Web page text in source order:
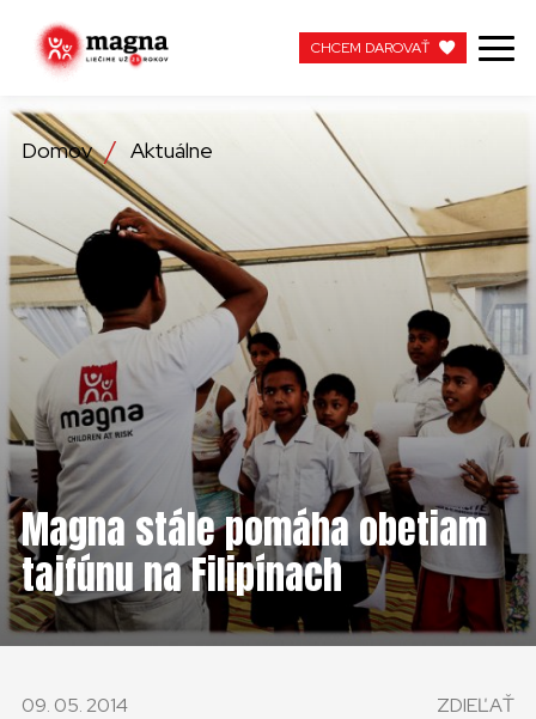
NAŠA PRÁCA
O NÁS
AKTUÁLNE
ZAPOJTE SA
APOTEKA + PINAKOTEKA
PRACUJTE S NAMI
KONTAKT
SLOVENSKO
CHCEM DAROVAŤ
Domov Aktuálne
Magna stále pomáha obetiam
tajfúnu na Filipínach
09. 05. 2014 ZDIEĽAŤ